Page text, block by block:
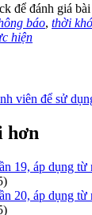
để đánh giá
báo, thời
hiện
viên để sử
hơn
19, áp dụng từ
20, áp dụng từ